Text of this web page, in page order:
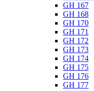
GH 167
GH 168
GH 170
GH 171
GH 172
GH 173
GH 174
GH 175
GH 176
GH 177